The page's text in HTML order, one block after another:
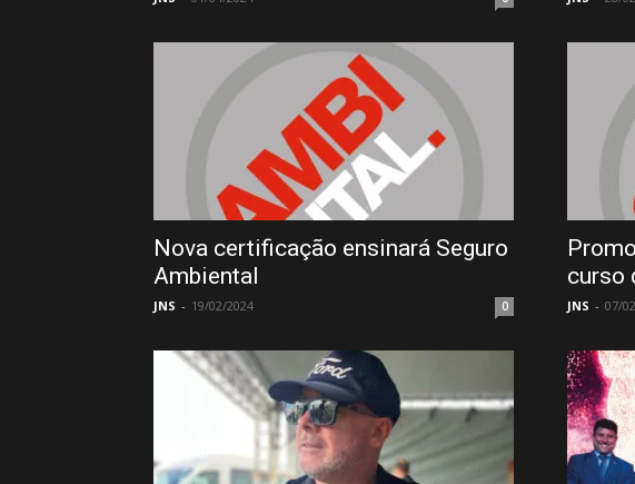
Nova certificação ensinará Seguro
Ambiental
JNS - 19/02/2024 0
curso
JNS - 07/